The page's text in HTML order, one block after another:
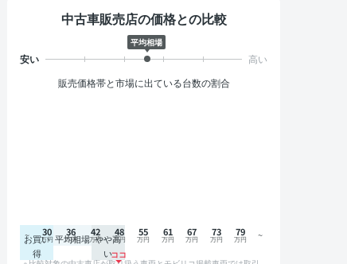
中古車販売店の価格との比較
平均相場
販売価格帯と市場に出ている台数の割合
お買い
得
平均相場 やや高
い
30 36 42 48 55 61 67 73 79